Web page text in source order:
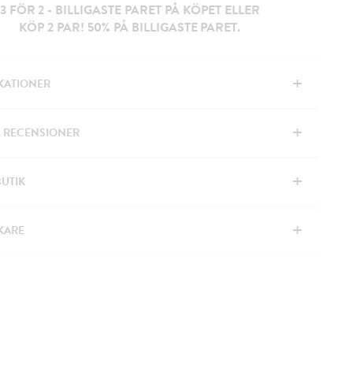
3 FÖR 2 - BILLIGASTE PARET PÅ KÖPET ELLER
KÖP 2 PAR! 50% PÅ BILLIGASTE PARET.
+
RECENSIONER +
+
+